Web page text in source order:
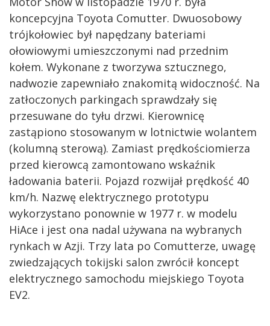
koncepcyjna Toyota Comutter. Dwuosobowy
trójkołowiec był napędzany bateriami
ołowiowymi umieszczonymi nad przednim
kołem. Wykonane z tworzywa sztucznego,
nadwozie zapewniało znakomitą widoczność. Na
zatłoczonych parkingach sprawdzały się
przesuwane do tyłu drzwi. Kierownicę
zastąpiono stosowanym w lotnictwie wolantem
(kolumną sterową). Zamiast prędkościomierza
przed kierowcą zamontowano wskaźnik
ładowania baterii. Pojazd rozwijał prędkość 40
km/h. Nazwę elektrycznego prototypu
wykorzystano ponownie w 1977 r. w modelu
HiAce i jest ona nadal używana na wybranych
rynkach w Azji. Trzy lata po Comutterze, uwagę
zwiedzających tokijski salon zwrócił koncept
elektrycznego samochodu miejskiego Toyota
EV2.